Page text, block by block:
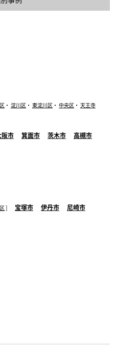
・ 淀川区 ・ 東淀川区 ・ 中央区 ・ 天王寺
阪市 箕面市 茨木市 高槻市
宝塚市 伊丹市 尼崎市